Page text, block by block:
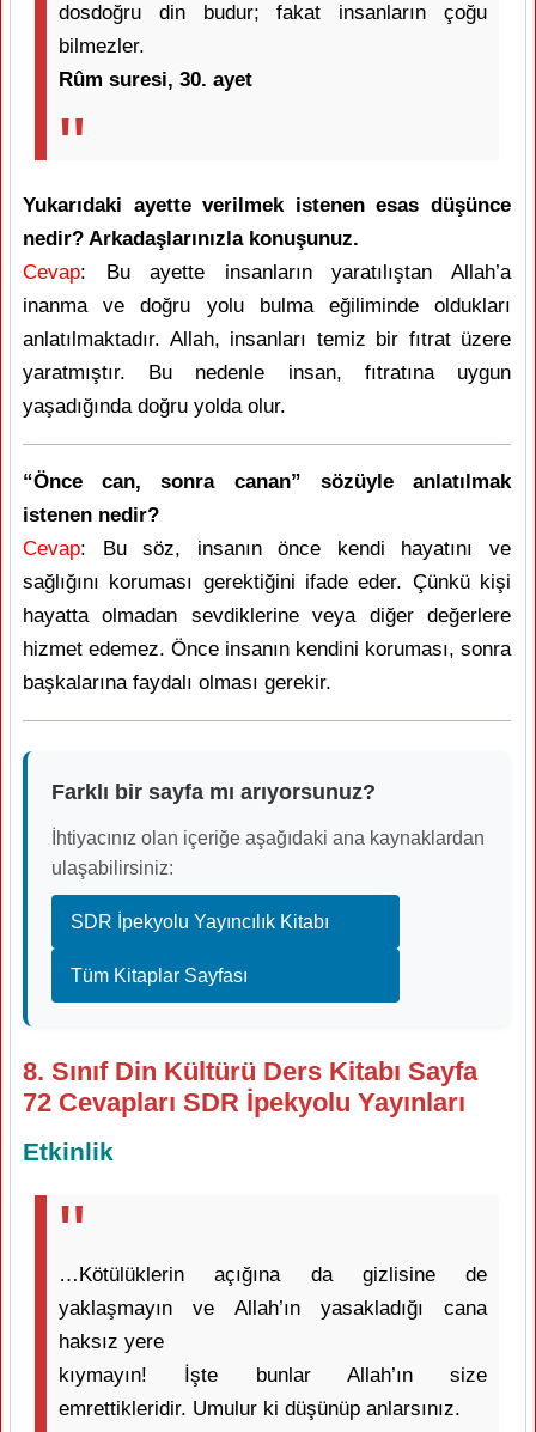
dosdoğru din budur; fakat insanların çoğu
bilmezler.
Rûm suresi, 30. ayet
Yukarıdaki ayette verilmek istenen esas düşünce
nedir? Arkadaşlarınızla konuşunuz.
Cevap: Bu ayette insanların yaratılıştan Allah’a
inanma ve doğru yolu bulma eğiliminde oldukları
anlatılmaktadır. Allah, insanları temiz bir fıtrat üzere
yaratmıştır. Bu nedenle insan, fıtratına uygun
yaşadığında doğru yolda olur.
“Önce can, sonra canan” sözüyle anlatılmak
istenen nedir?
Cevap: Bu söz, insanın önce kendi hayatını ve
sağlığını koruması gerektiğini ifade eder. Çünkü kişi
hayatta olmadan sevdiklerine veya diğer değerlere
hizmet edemez. Önce insanın kendini koruması, sonra
başkalarına faydalı olması gerekir.
Farklı bir sayfa mı arıyorsunuz?
İhtiyacınız olan içeriğe aşağıdaki ana kaynaklardan
ulaşabilirsiniz:
SDR İpekyolu Yayıncılık Kitabı
Tüm Kitaplar Sayfası
8. Sınıf Din Kültürü Ders Kitabı Sayfa
72 Cevapları SDR İpekyolu Yayınları
Etkinlik
…Kötülüklerin açığına da gizlisine de
yaklaşmayın ve Allah’ın yasakladığı cana
haksız yere
kıymayın! İşte bunlar Allah’ın size
emrettikleridir. Umulur ki düşünüp anlarsınız.